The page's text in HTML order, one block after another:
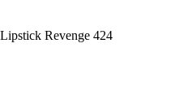
Revenge 424